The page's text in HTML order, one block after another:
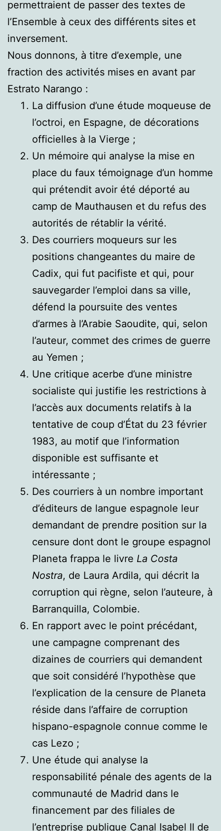
permettraient de passer des textes de
l’Ensemble à ceux des différents sites et
inversement.
Nous donnons, à titre d’exemple, une
fraction des activités mises en avant par
Estrato Narango :
La diffusion d’une étude moqueuse de
l’octroi, en Espagne, de décorations
officielles à la Vierge ;
Un mémoire qui analyse la mise en
place du faux témoignage d’un homme
qui prétendit avoir été déporté au
camp de Mauthausen et du refus des
autorités de rétablir la vérité.
Des courriers moqueurs sur les
positions changeantes du maire de
Cadix, qui fut pacifiste et qui, pour
sauvegarder l’emploi dans sa ville,
défend la poursuite des ventes
d’armes à l’Arabie Saoudite, qui, selon
l’auteur, commet des crimes de guerre
au Yemen ;
Une critique acerbe d’une ministre
socialiste qui justifie les restrictions à
l’accès aux documents relatifs à la
tentative de coup d’État du 23 février
1983, au motif que l’information
disponible est suffisante et
intéressante ;
Des courriers à un nombre important
d’éditeurs de langue espagnole leur
demandant de prendre position sur la
censure dont dont le groupe espagnol
Planeta frappa le livre La Costa
Nostra, de Laura Ardila, qui décrit la
corruption qui règne, selon l’auteure, à
Barranquilla, Colombie.
En rapport avec le point précédant,
une campagne comprenant des
dizaines de courriers qui demandent
que soit considéré l’hypothèse que
l’explication de la censure de Planeta
réside dans l’affaire de corruption
hispano-espagnole connue comme le
cas Lezo ;
Une étude qui analyse la
responsabilité pénale des agents de la
communauté de Madrid dans le
financement par des filiales de
l’entreprise publique Canal Isabel II de